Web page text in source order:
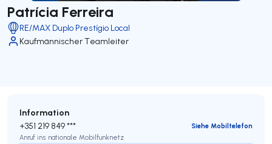
Patrícia Ferreira
RE/MAX Duplo Prestígio Local
Kaufmännischer Teamleiter
Information
+351 219 849 ***
Siehe Mobiltelefon
Anruf ins nationale Mobilfunknetz